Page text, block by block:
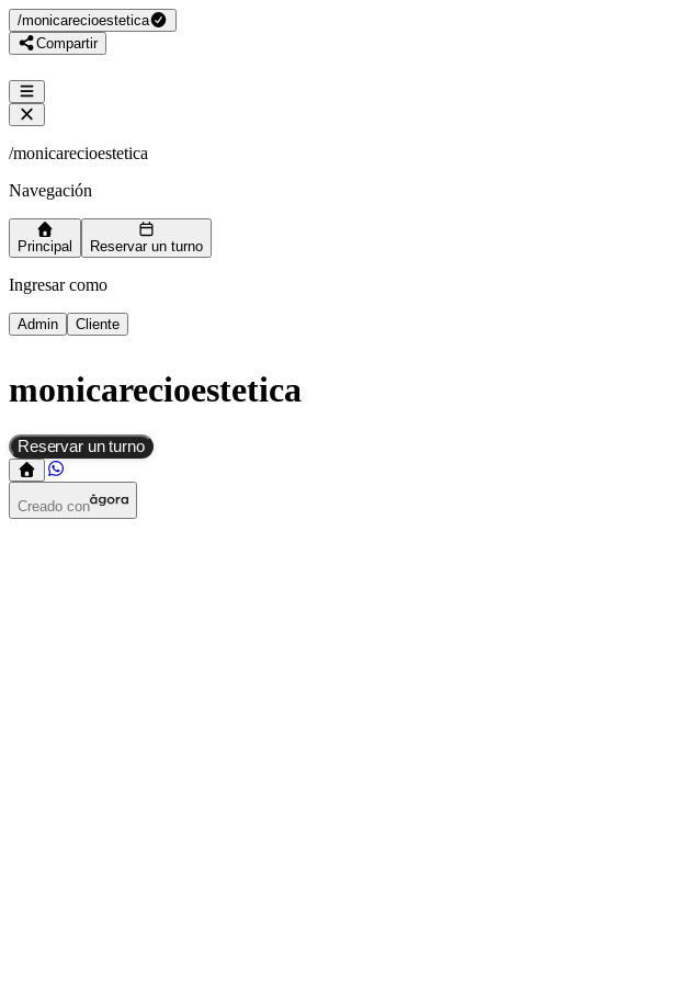
/monicarecioestetica
Compartir
/monicarecioestetica
Navegación
Principal Reservar un turno
Ingresar como
Admin Cliente
monicarecioestetica
Reservar un turno
Creado con